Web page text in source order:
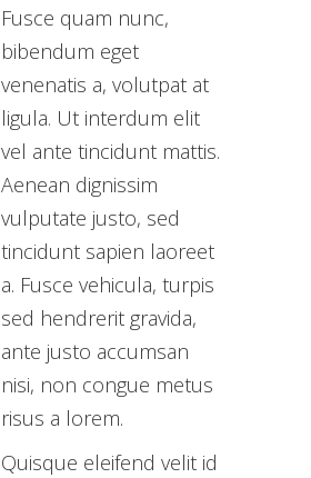
Fusce quam nunc,
bibendum eget
venenatis a, volutpat at
ligula. Ut interdum elit
vel ante tincidunt mattis.
Aenean dignissim
vulputate justo, sed
tincidunt sapien laoreet
a. Fusce vehicula, turpis
sed hendrerit gravida,
ante justo accumsan
nisi, non congue metus
risus a lorem.
Quisque eleifend velit id